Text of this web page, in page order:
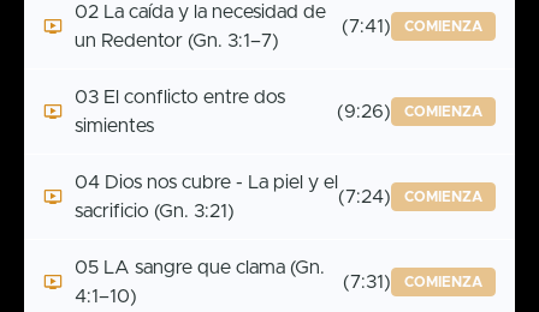
02 La caída y la necesidad de
un Redentor (Gn. 3:1–7)
(7:41) COMIENZA
03 El conflicto entre dos
simientes
(9:26) COMIENZA
04 Dios nos cubre - La piel y el
sacrificio (Gn. 3:21)
(7:24) COMIENZA
05 LA sangre que clama (Gn.
4:1–10)
(7:31) COMIENZA